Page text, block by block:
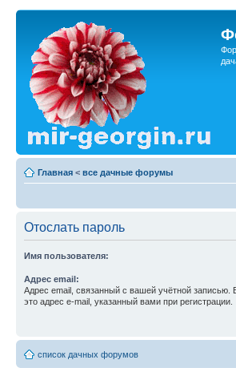
Главная < все дачные форумы
Отослать пароль
Имя пользователя:
Адрес email:
Адрес email, связанный с вашей учётной записью.
это адрес e-mail, указанный вами при регистрации.
список дачных форумов